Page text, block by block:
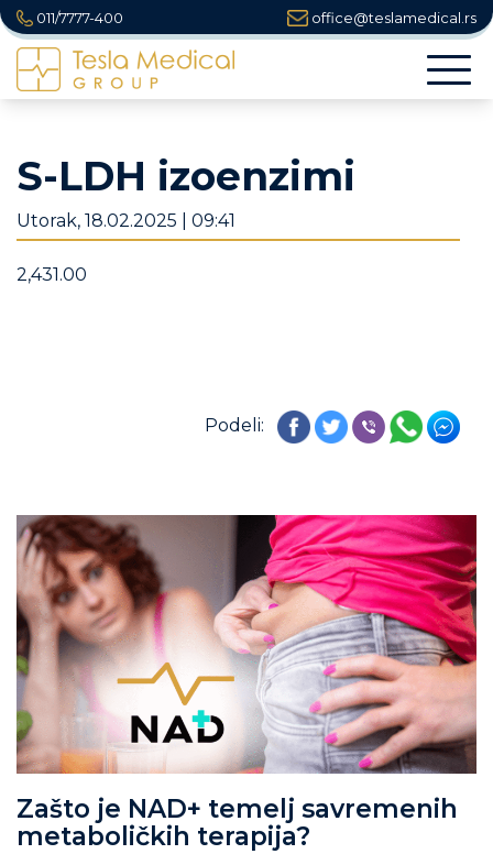
011/7777-400 office@teslamedical.rs
S-LDH izoenzimi
Utorak, 18.02.2025 | 09:41
2,431.00
Podeli:
Zašto je NAD+ temelj savremenih
metaboličkih terapija?